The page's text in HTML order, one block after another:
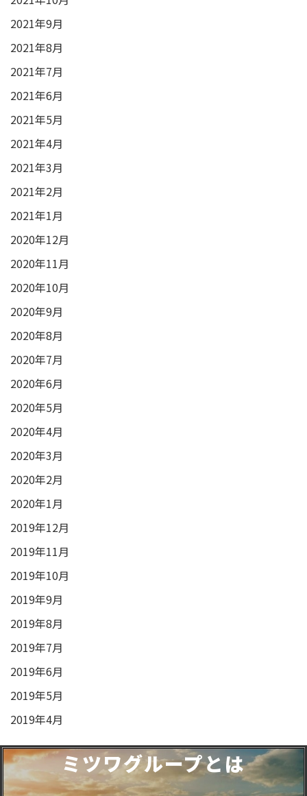
2021年9月
2021年8月
2021年7月
2021年6月
2021年5月
2021年4月
2021年3月
2021年2月
2021年1月
2020年12月
2020年11月
2020年10月
2020年9月
2020年8月
2020年7月
2020年6月
2020年5月
2020年4月
2020年3月
2020年2月
2020年1月
2019年12月
2019年11月
2019年10月
2019年9月
2019年8月
2019年7月
2019年6月
2019年5月
2019年4月
ミツワグループとは